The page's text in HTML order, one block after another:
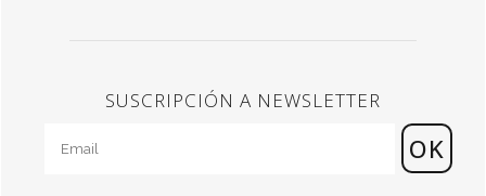
SUSCRIPCIÓN A NEWSLETTER